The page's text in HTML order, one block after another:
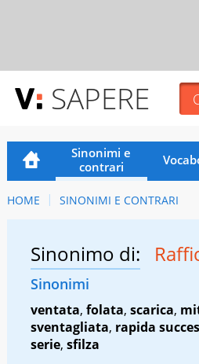
SAPERE
Sinonimi e
contrari
HOME SINONIMI E CONTRARI
Sinonimo di:
Sinonimi
ventata, folata, scarica,
sventagliata, rapida
serie, sfilza